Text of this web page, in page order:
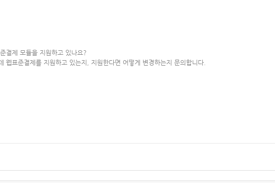
결제 모듈을 지원하고 있나요?
표준결제를 지원하고 있는지, 지원한다면 어떻게 변경하는지 문의합니다.